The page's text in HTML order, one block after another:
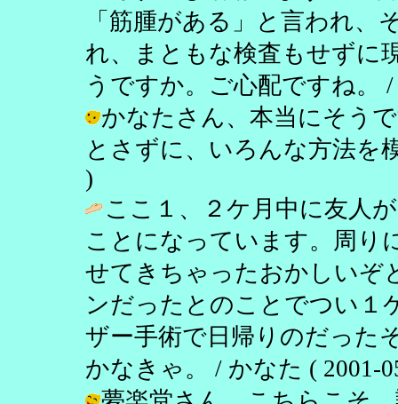
「筋腫がある」と言われ、
れ、まともな検査もせずに
うですか。ご心配ですね。
かなたさん、本当にそう
とさずに、いろんな方法を
)
ここ１、２ケ月中に友人
ことになっています。周り
せてきちゃったおかしいぞ
ンだったとのことでつい１
ザー手術で日帰りのだった
かなきゃ。 / かなた ( 2001-